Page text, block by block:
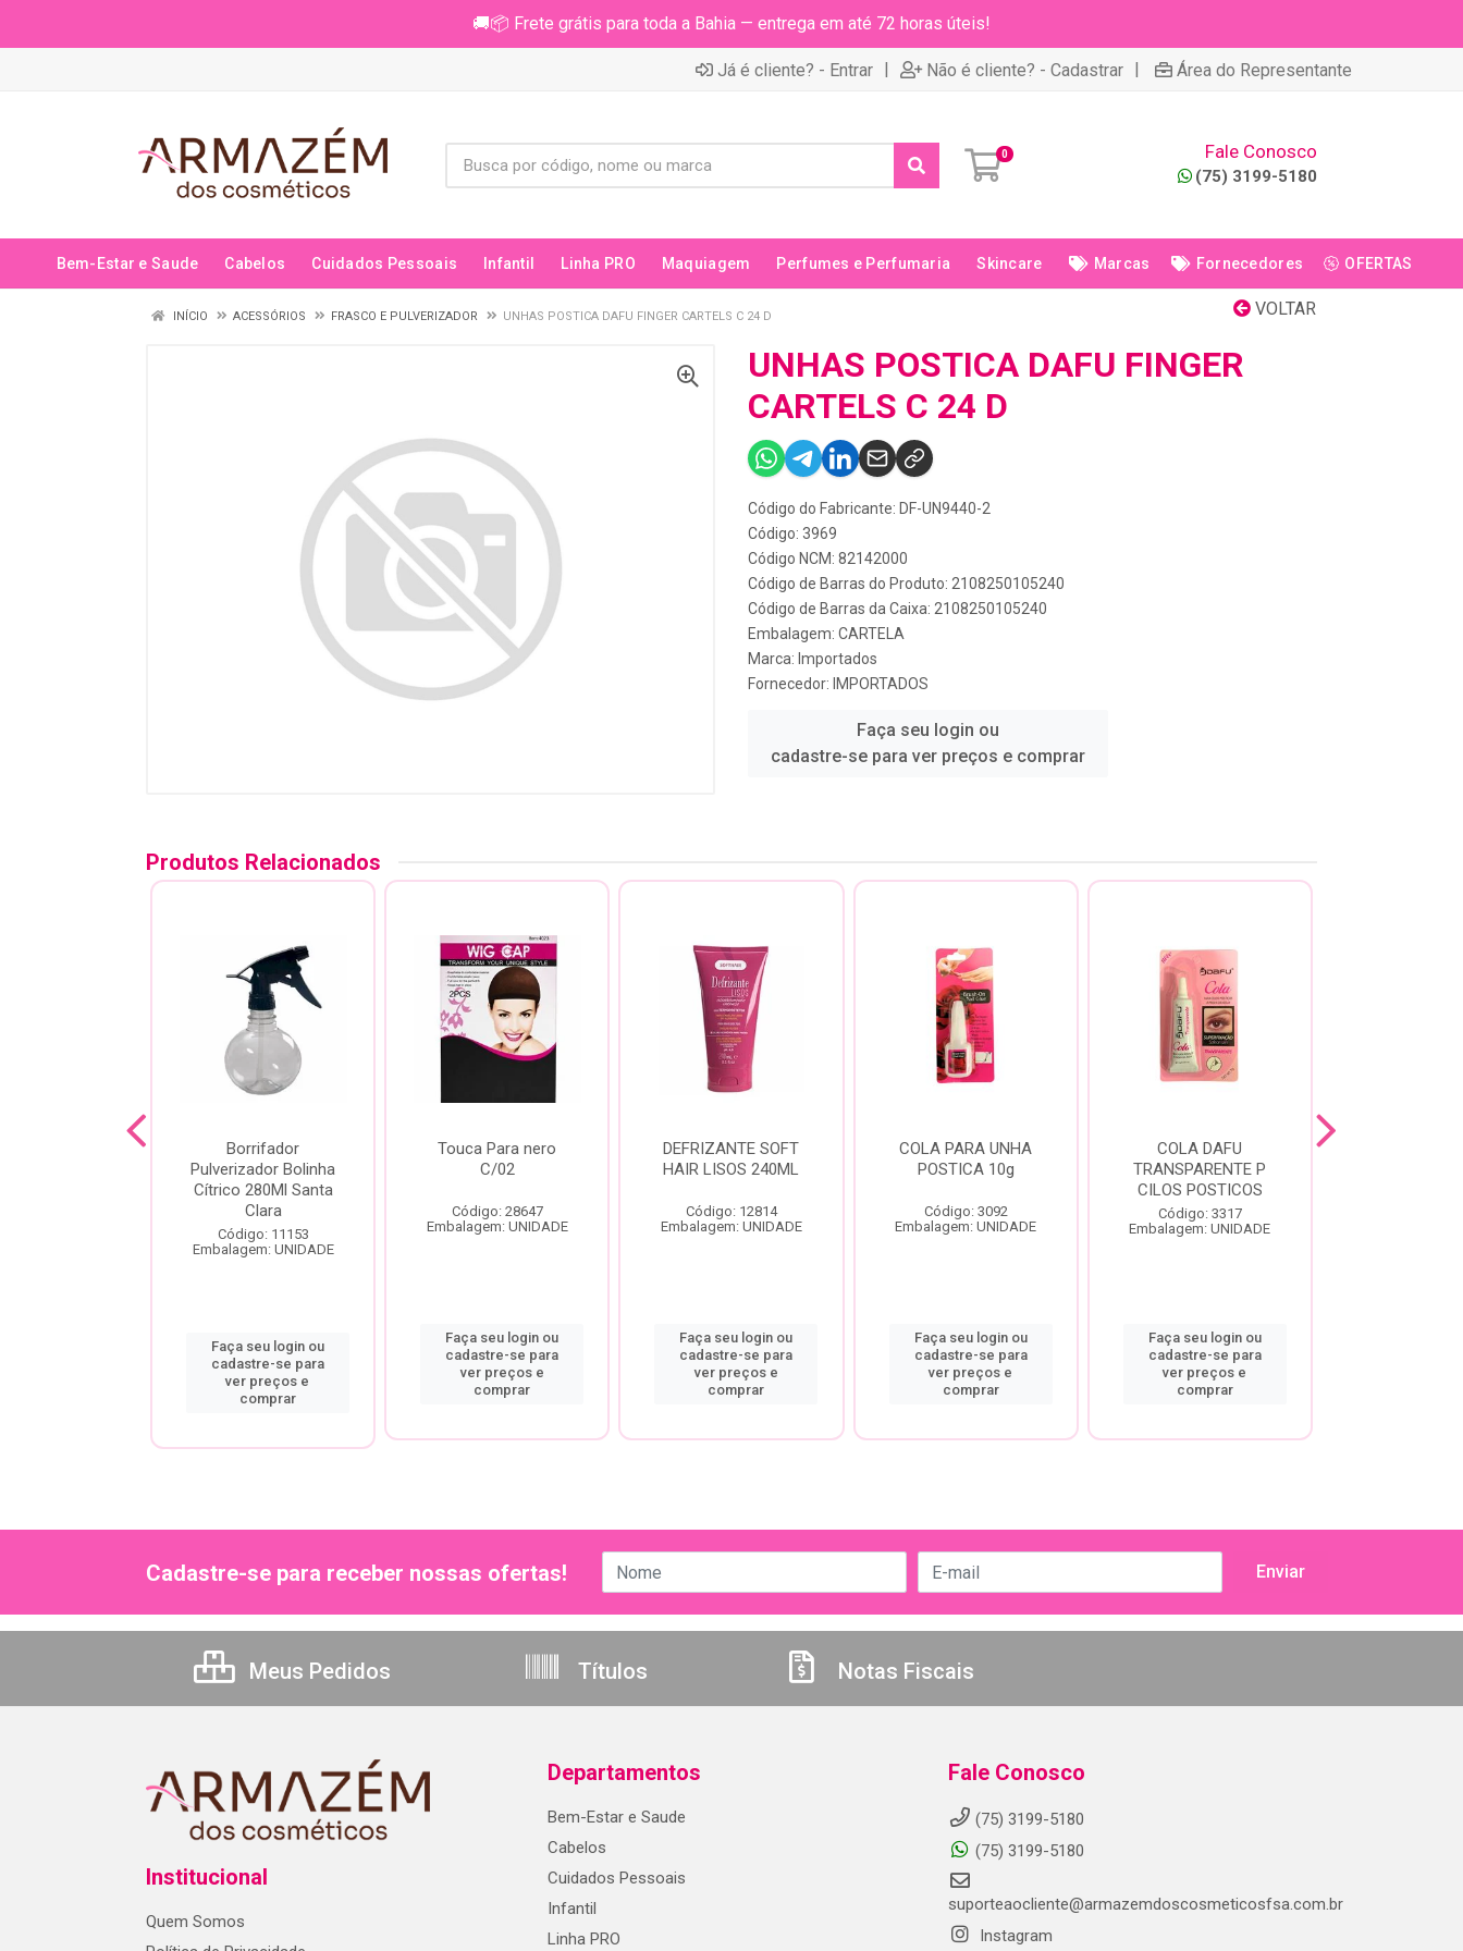
🚚📦 Frete grátis para toda a Bahia — entrega em até 72 horas úteis!
Já é cliente? - Entrar | Não é cliente? - Cadastrar | Área do Representante
0 Fale Conosco
(75) 3199-5180
Bem-Estar e Saude Cabelos Cuidados Pessoais Infantil Linha PRO Maquiagem Perfumes e Perfumaria Skincare Marcas Fornecedores OFERTAS
VOLTAR
INÍCIO ACESSÓRIOS FRASCO E PULVERIZADOR UNHAS POSTICA DAFU FINGER CARTELS C 24 D
UNHAS POSTICA DAFU FINGER
CARTELS C 24 D
Código do Fabricante: DF-UN9440-2
Código: 3969
Código NCM: 82142000
Código de Barras do Produto: 2108250105240
Código de Barras da Caixa: 2108250105240
Embalagem: CARTELA
Marca: Importados
Fornecedor: IMPORTADOS
Faça seu login ou
cadastre-se para ver preços e comprar
Produtos Relacionados
Borrifador
Pulverizador Bolinha
Cítrico 280Ml Santa
Clara
Código: 11153
Embalagem: UNIDADE
Faça seu login ou
cadastre-se para
ver preços e
comprar
Touca Para nero
C/02
Código: 28647
Embalagem: UNIDADE
Faça seu login ou
cadastre-se para
ver preços e
comprar
DEFRIZANTE SOFT
HAIR LISOS 240ML
Código: 12814
Embalagem: UNIDADE
Faça seu login ou
cadastre-se para
ver preços e
comprar
COLA PARA UNHA
POSTICA 10g
Código: 3092
Embalagem: UNIDADE
Faça seu login ou
cadastre-se para
ver preços e
comprar
COLA DAFU
TRANSPARENTE P
CILOS POSTICOS
Código: 3317
Embalagem: UNIDADE
Faça seu login ou
cadastre-se para
ver preços e
comprar
Cadastre-se para receber nossas ofertas!
Meus Pedidos Títulos Notas Fiscais
Institucional
Quem Somos
Departamentos
Bem-Estar e Saude
Cabelos
Cuidados Pessoais
Infantil
Linha PRO
Fale Conosco
(75) 3199-5180
(75) 3199-5180
suporteaocliente@armazemdoscosmeticosfsa.com.br
Instagram